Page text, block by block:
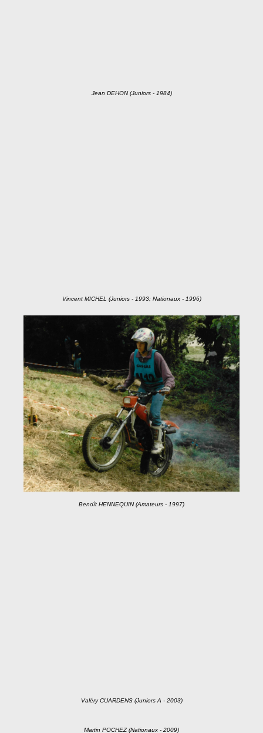
Jean DEHON (Juniors - 1984)
Vincent MICHEL (Juniors - 1993; Nationaux - 1996)
Benoît HENNEQUIN (Amateurs - 1997)
Valéry CUARDENS (Juniors A - 2003)
Martin POCHEZ (Nationaux - 2009)